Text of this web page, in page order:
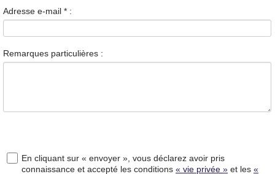
Adresse e-mail * :
Remarques particulières :
En cliquant sur « envoyer », vous déclarez avoir pris
connaissance et accepté les conditions « vie privée » et les «